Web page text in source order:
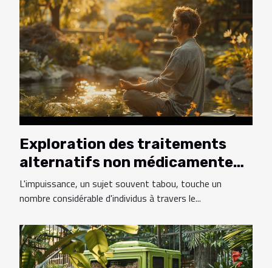
Exploration des traitements
alternatifs non médicamenteux
pour l'impuissance
L'impuissance, un sujet souvent tabou, touche un
nombre considérable d'individus à travers le...